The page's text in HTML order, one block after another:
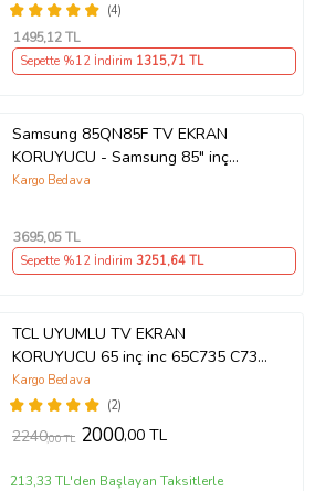
(4)
1495,12 TL
Sepette %12 İndirim 1315,71 TL
Samsung 85QN85F TV EKRAN
KORUYUCU - Samsung 85" inç
214cm 216 Ekran Tv ekran Koruyucu
Kargo Bedava
3695,05 TL
Sepette %12 İndirim 3251,64 TL
TCL UYUMLU TV EKRAN
KORUYUCU 65 inç inc 65C735 C735
TCL QLED 4K TV
(2)
Kargo Bedava
2240,00 TL 2000,00 TL
213,33 TL'den Başlayan Taksitlerle